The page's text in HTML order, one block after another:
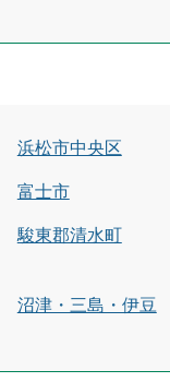
浜松市中央区
富士市
駿東郡清水町
沼津・三島・伊豆